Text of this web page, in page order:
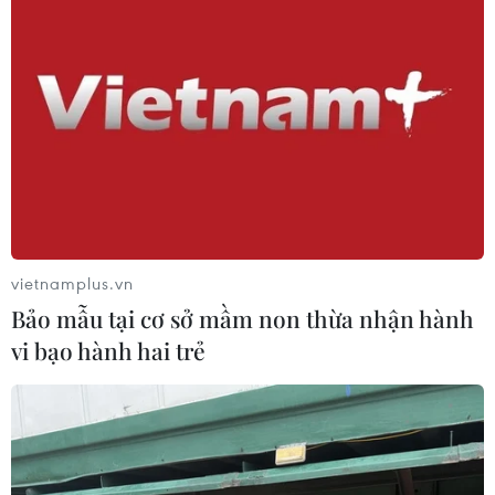
06/08/2026 16:03
06/08/2026 15:57
Nga thúc đẩy đa dạng hóa tuyến vận
tải kết nối châu Á qua Ấn Độ Dương
Italy và Hy Lạp trở thành điểm nóng
vietnamplus.vn
Bảo mẫu tại cơ sở mầm non thừa nhận hành
vi bạo hành hai trẻ